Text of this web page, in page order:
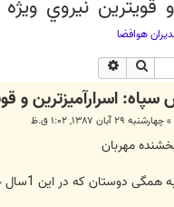
قويترين نيروي
هوافضا
جستجو
اسرارآميزترين و
»چهارشنبه ۲۹ آبان ۱۳۸۷, ۱:۰۲ ق.ظ
مهربان
1سال حضورم در سی سی و 3 ماه حضور فعالم از همه شما بسیار یاد گرفتم.